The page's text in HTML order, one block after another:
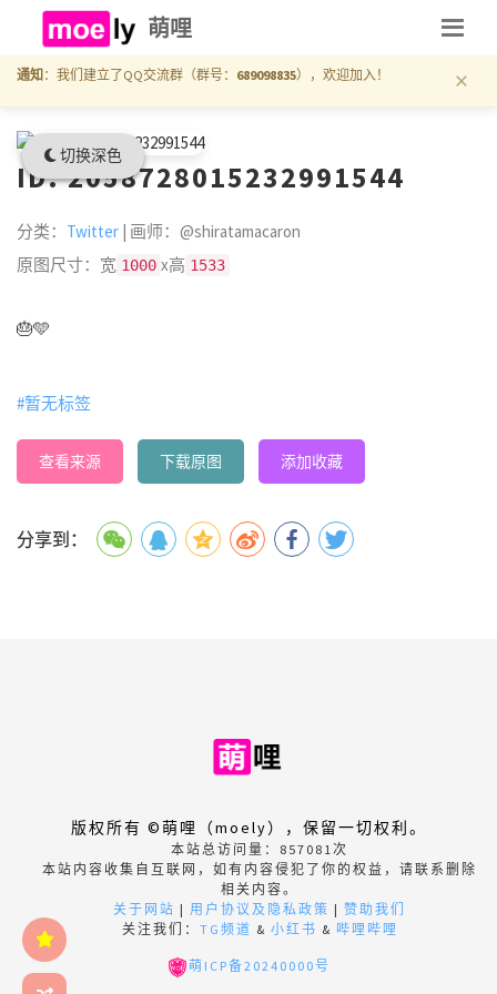
切换深色
萌哩
通知 ：我们建立了QQ交流群（群号： 689098835），欢迎加入！ ×
ID: 2058728015232991544
分类： Twitter | 画师：@shiratamacaron
原图尺寸：宽 1000 x高 1533
🎂🩵
#暂无标签
查看来源 下载原图 添加收藏
分享到：
版权所有 ©萌哩（moely），保留一切权利。
本站总访问量： 857081次
本站内容收集自互联网，如有内容侵犯了你的权益，请联系删除
相关内容。
关于网站 | 用户协议及隐私政策 | 赞助我们
关注我们： TG频道 & 小红书 & 哔哩哔哩
萌ICP备20240000号